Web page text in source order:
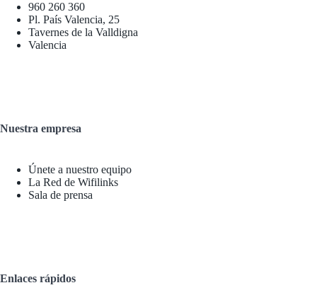
960 260 360
Pl. País Valencia, 25
Tavernes de la Valldigna
Valencia
Nuestra empresa
Únete a nuestro equipo
La Red de Wifilinks
Sala de prensa
Enlaces rápidos